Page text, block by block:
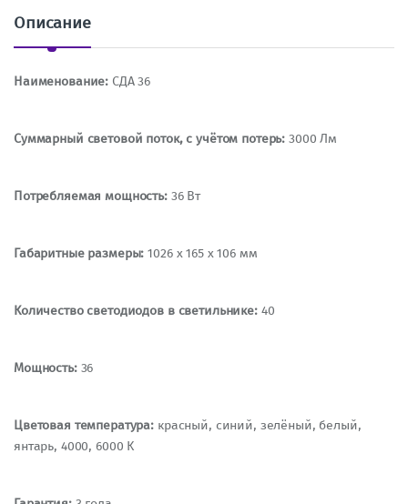
о
Описание
Наименование: СДА 36
Суммарный световой поток, с учётом потерь: 3000 Лм
Потребляемая мощность:36 Вт
Габаритные размеры: 1026 х 165 х 106 мм
Количество светодиодов в светильнике:40
Мощность:36
Цветовая температура: красный, синий, зелёный, белый,
янтарь, 4000, 6000 К